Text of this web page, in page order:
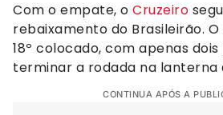
Com o empate, o Cruzeiro
rebaixamento do Brasileirão.
18º colocado, com apenas
terminar a rodada na lanterna
CONTINUA APÓS A